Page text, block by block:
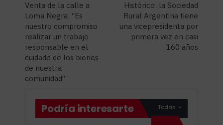
Venta de la calle a
Loma Negra: “Es
nuestro compromiso
realizar un trabajo
responsable en el
cuidado de los bienes
de nuestra
comunidad”
Histórico: la Sociedad
Rural Argentina tiene
una vicepresidenta por
primera vez en casi
160 años
Todas
Podría interesarte